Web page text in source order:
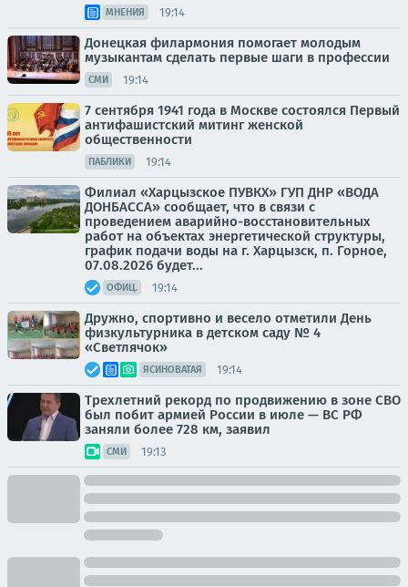
МНЕНИЯ 19:14
Донецкая филармония помогает молодым
музыкантам сделать первые шаги в профессии
СМИ 19:14
7 сентября 1941 года в Москве состоялся Первый
антифашистский митинг женской
общественности
ПАБЛИКИ 19:14
Филиал «Харцызское ПУВКХ» ГУП ДНР «ВОДА
ДОНБАССА» сообщает, что в связи с
проведением аварийно-восстановительных
работ на объектах энергетической структуры,
график подачи воды на г. Харцызск, п. Горное,
07.08.2026 будет...
ОФИЦ. 19:14
Дружно, спортивно и весело отметили День
физкультурника в детском саду № 4
«Светлячок»
ЯСИНОВАТАЯ 19:14
Трехлетний рекорд по продвижению в зоне СВО
был побит армией России в июле — ВС РФ
заняли более 728 км, заявил
СМИ 19:13